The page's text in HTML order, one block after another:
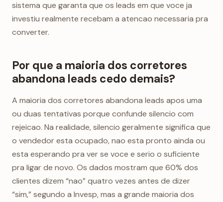
sistema que garanta que os leads em que voce ja
investiu realmente recebam a atencao necessaria pra
converter.
Por que a maioria dos corretores
abandona leads cedo demais?
A maioria dos corretores abandona leads apos uma
ou duas tentativas porque confunde silencio com
rejeicao. Na realidade, silencio geralmente significa que
o vendedor esta ocupado, nao esta pronto ainda ou
esta esperando pra ver se voce e serio o suficiente
pra ligar de novo. Os dados mostram que 60% dos
clientes dizem “nao” quatro vezes antes de dizer
“sim,” segundo a Invesp, mas a grande maioria dos